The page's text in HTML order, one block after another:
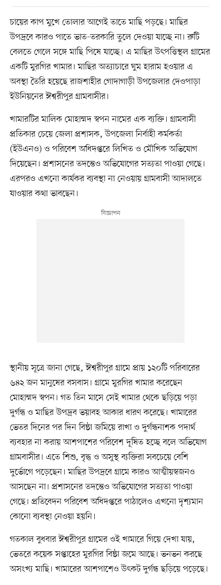
চায়ের কাপ মুখে তোলার আগেই তাতে মাছি পড়ছে। মাছির
উপদ্রবে কারও পাতে ভাত-তরকারি তুলে দেওয়া যাচ্ছে না। রুটি
বেলতে গেলে সঙ্গে মাছি পিষে যাচ্ছে। এ মাছির উৎপত্তিস্থল গ্রামের
একটি মুরগির খামার। মাছির অত্যাচারে ঘুম হারাম হওয়ার এ
অবস্থা তৈরি হয়েছে রাজশাহীর গোদাগাড়ী উপজেলার দেওপাড়া
ইউনিয়নের ঈশ্বরীপুর গ্রামবাসীর।
খামারটির মালিক মোহাম্মদ স্বপন নামের এক ব্যক্তি। গ্রামবাসী
প্রতিকার চেয়ে জেলা প্রশাসক, উপজেলা নির্বাহী কর্মকর্তা
(ইউএনও) ও পরিবেশ অধিদপ্তরে লিখিত ও মৌখিক অভিযোগ
দিয়েছেন। প্রশাসনের তদন্তেও অভিযোগের সত্যতা পাওয়া গেছে।
এরপরও এখনো কার্যকর ব্যবস্থা না নেওয়ায় গ্রামবাসী আদালতে
যাওয়ার কথা ভাবছেন।
স্থানীয় সূত্রে জানা গেছে, ঈশ্বরীপুর গ্রামে প্রায় ১২০টি পরিবারের
৬৪২ জন মানুষের বসবাস। গ্রামে মুরগির খামার করেছেন
মোহাম্মদ স্বপন। গত তিন মাসে সেই খামার থেকে ছড়িয়ে পড়া
দুর্গন্ধ ও মাছির উপদ্রব ভয়াবহ আকার ধারণ করেছে। খামারের
ভেতর দিনের পর দিন বিষ্ঠা জমিয়ে রাখা ও দুর্গন্ধনাশক পদার্থ
ব্যবহার না করায় আশপাশের পরিবেশ দূষিত হচ্ছে বলে অভিযোগ
গ্রামবাসীর। এতে শিশু, বৃদ্ধ ও অসুস্থ ব্যক্তিরা সবচেয়ে বেশি
দুর্ভোগে পড়েছেন। মাছির উপদ্রবে গ্রামে কারও আত্মীয়স্বজনও
আসছেন না। প্রশাসনের তদন্তেও অভিযোগের সত্যতা পাওয়া
গেছে। প্রতিবেদন পরিবেশ অধিদপ্তরে পাঠালেও এখনো দৃশ্যমান
কোনো ব্যবস্থা নেওয়া হয়নি।
গতকাল বুধবার ঈশ্বরীপুর গ্রামের ওই খামারে গিয়ে দেখা যায়,
ভেতরে কয়েক সপ্তাহের মুরগির বিষ্ঠা জমে আছে। ভনভন করছে
অসংখ্য মাছি। খামারের আশপাশেও উৎকট দুর্গন্ধ ছড়িয়ে পড়েছে।